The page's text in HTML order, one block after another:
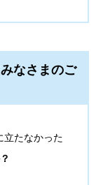
なさまのご
立たなかった